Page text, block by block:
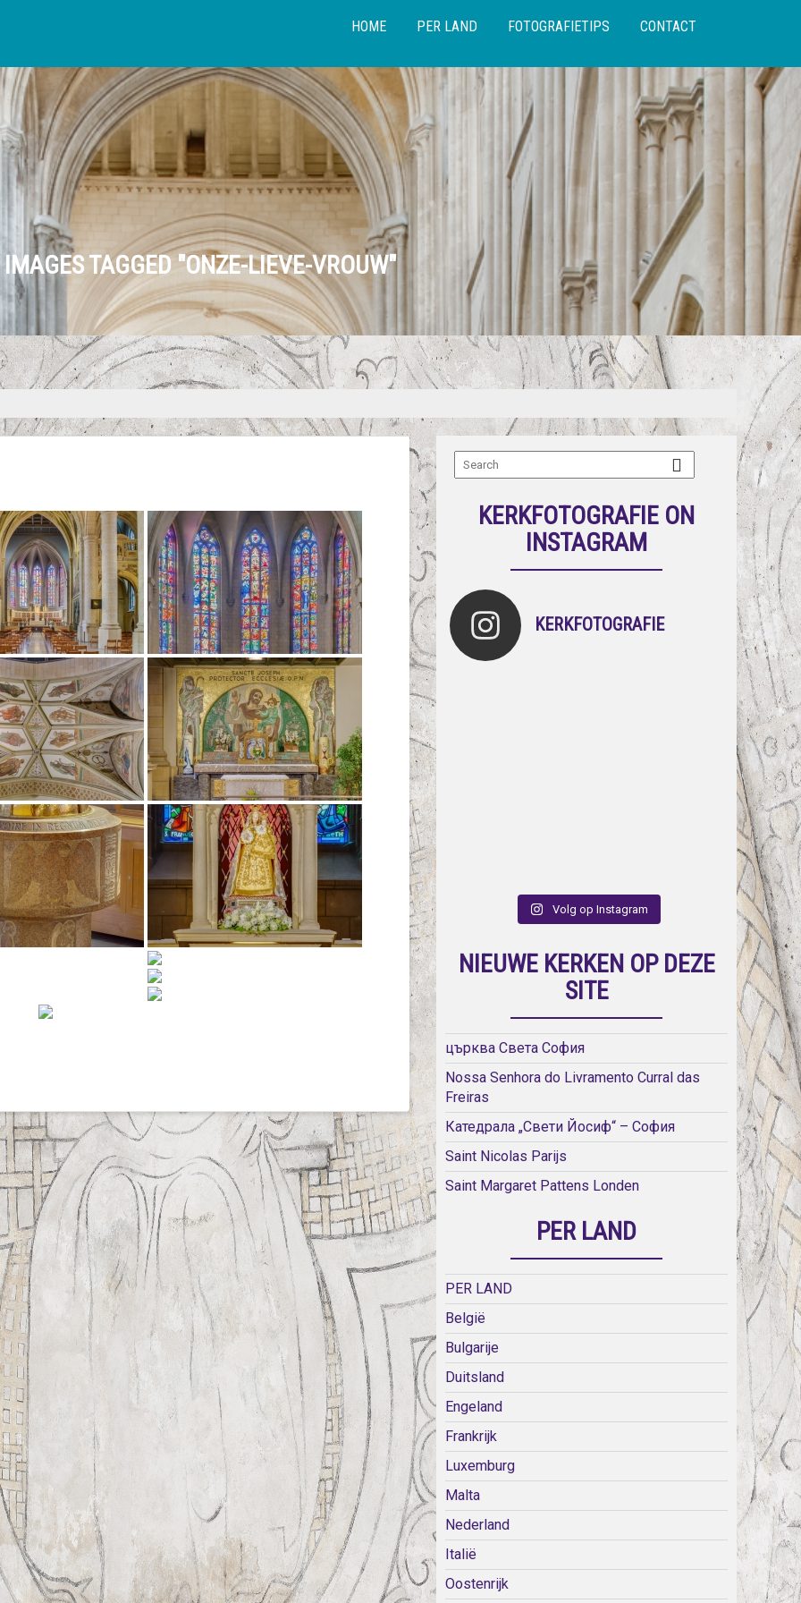
HOME PER LAND FOTOGRAFIETIPS CONTACT
IMAGES TAGGED "ONZE-LIEVE-VROUW"
KERKFOTOGRAFIE ON
INSTAGRAM
KERKFOTOGRAFIE
Volg op Instagram
NIEUWE KERKEN OP DEZE
SITE
църква Света София
Nossa Senhora do Livramento Curral das
Freiras
Катедрала „Свети Йосиф“ – София
Saint Nicolas Parijs
Saint Margaret Pattens Londen
PER LAND
PER LAND
België
Bulgarije
Duitsland
Engeland
Frankrijk
Luxemburg
Malta
Nederland
Italië
Oostenrijk